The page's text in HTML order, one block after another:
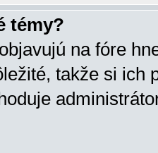
témy?
na fóre
takže si ich